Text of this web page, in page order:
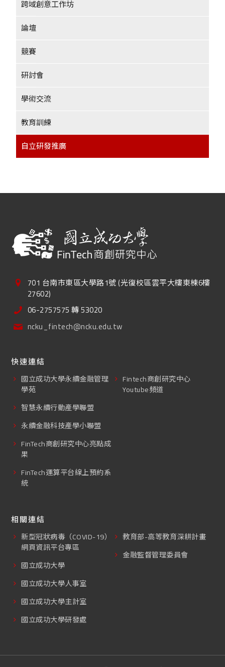
跨域創意工作坊
論壇
競賽
研討會
學術交流
教育訓練
自立研發推廣
701 台南市東區大學路1號 (光復校區雲平大樓東棟6樓
27602)
06-2757575 轉 53020
ncku_fintech@ncku.edu.tw
快速連結
國立成功大學永續金融管理
學苑
智慧永續行動產學聯盟
永續金融科技產學小聯盟
FinTech商創研究中心亮點成
果
FinTech運算平台線上預約系
統
Fintech商創研究中心
Youtube頻道
相關連結
新型冠狀病毒（COVID-19）
網頁資訊平台專區
國立成功大學
國立成功大學人事室
國立成功大學主計室
國立成功大學研發處
教育部-高等教育深耕計畫
金融監督管理委員會